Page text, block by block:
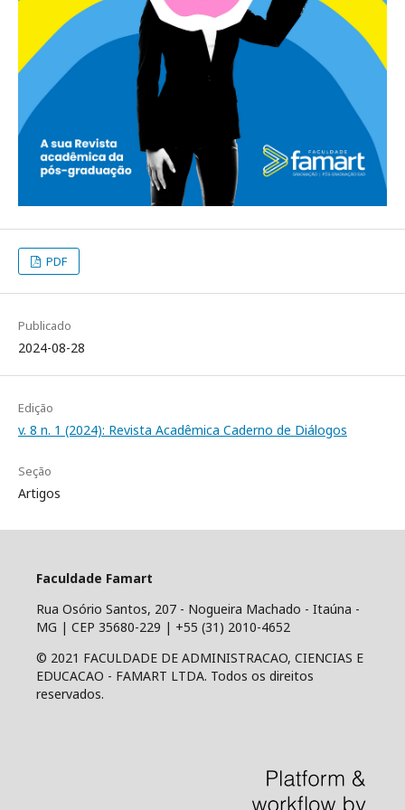
PDF
Publicado
2024-08-28
Edição
v. 8 n. 1 (2024): Revista Acadêmica Caderno de Diálogos
Seção
Artigos
Faculdade Famart
Rua Osório Santos, 207 - Nogueira Machado - Itaúna -
MG | CEP 35680-229 | +55 (31) 2010-4652
© 2021 FACULDADE DE ADMINISTRACAO, CIENCIAS E
EDUCACAO - FAMART LTDA. Todos os direitos
reservados.